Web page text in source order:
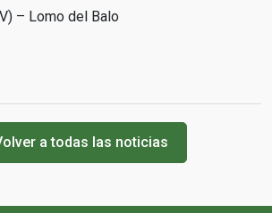
– Lomo del Balo
a todas las noticias